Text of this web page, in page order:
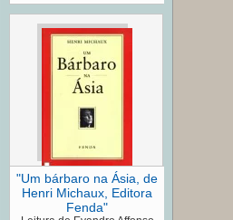
"Um bárbaro na Ásia, de
Henri Michaux, Editora
Fenda"